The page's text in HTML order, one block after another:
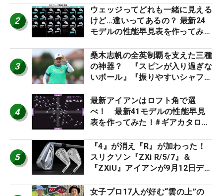
2
ウェッジってどれも一緒に見える
けど…違いってあるの？ 最新24
モデルの性能早見表を作ってみ
3
桑木志帆の全英制覇を支えた三種
の神器？ 『スピンが入り過ぎな
いボール』『振りやすいシャフ
ー』 #女子プロセッティング
4
最新アイアンはロフト角で選
べ！ 最新41モデルの性能早見
表を作ってみた！#ギアカタログ
5
『4』が消え『R』が加わった！
スリクソン『ZXi R/5/7』＆
『ZXiU』アイアンが9月12日デ
女子プロ17人が好む“雲の上”の